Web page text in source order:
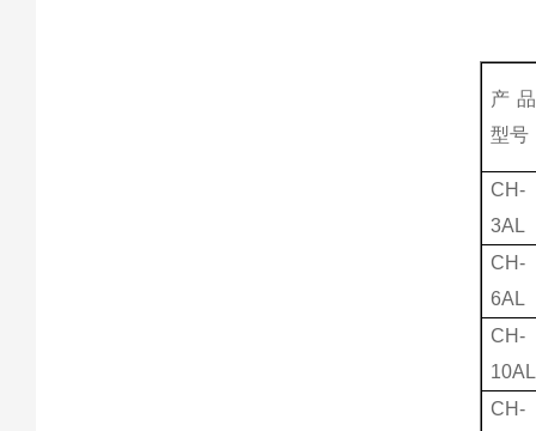
产品
型号
CH-
3AL
CH-
6AL
CH-
10AL
CH-